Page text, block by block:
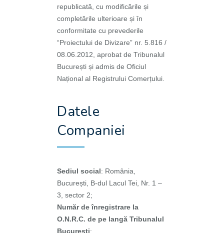
republicată, cu modificările și
completările ulterioare și în
conformitate cu prevederile
“Proiectului de Divizare” nr. 5.816 /
08.06.2012, aprobat de Tribunalul
București și admis de Oficiul
Național al Registrului Comerțului.
Datele
Companiei
Sediul social: România,
București, B-dul Lacul Tei, Nr. 1 –
3, sector 2;
Număr de înregistrare la
O.N.R.C. de pe langă Tribunalul
București: